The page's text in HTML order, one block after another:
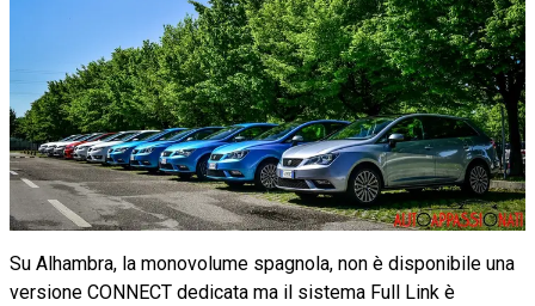
Su Alhambra, la monovolume spagnola, non è disponibile una
versione CONNECT dedicata ma il sistema Full Link è